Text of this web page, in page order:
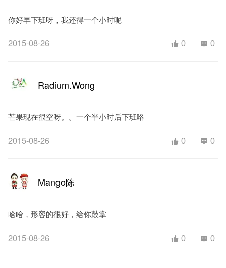
你好早下班呀，我还得一个小时呢
2015-08-26 0
0
Radium.Wong
芒果现在很空呀。。一个半小时后下班咯
2015-08-26 0
0
Mango陈
哈哈，形容的很好，给你鼓掌
2015-08-26 0
0